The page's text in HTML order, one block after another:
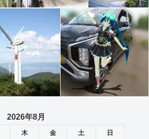
2026年8月
木 金 土
日